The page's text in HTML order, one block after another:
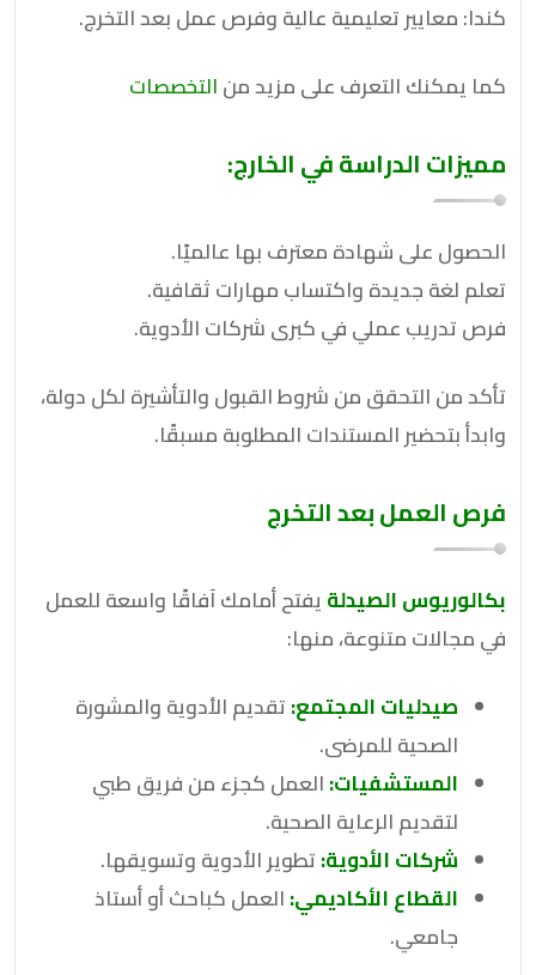
كندا: معايير تعليمية عالية وفرص عمل بعد التخرج.
كما يمكنك التعرف على مزيد منالتخصصات
مميزات الدراسة في الخارج:
الحصول على شهادة معترف بها عالميًا.
تعلم لغة جديدة واكتساب مهارات ثقافية.
فرص تدريب عملي في كبرى شركات الأدوية.
تأكد من التحقق من شروط القبول والتأشيرة لكل دولة،
وابدأ بتحضير المستندات المطلوبة مسبقًا.
فرص العمل بعد التخرج
بكالوريوس الصيدلةيفتح أمامك آفاقًا واسعة للعمل
في مجالات متنوعة، منها:
صيدليات المجتمع:تقديم الأدوية والمشورة
الصحية للمرضى.
المستشفيات:العمل كجزء من فريق طبي
لتقديم الرعاية الصحية.
شركات الأدوية:تطوير الأدوية وتسويقها.
القطاع الأكاديمي:العمل كباحث أو أستاذ
جامعي.